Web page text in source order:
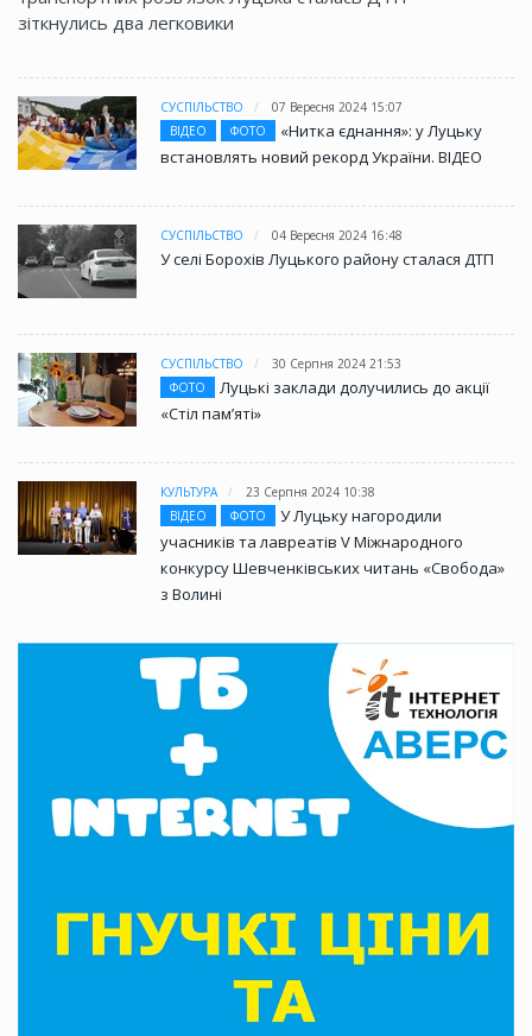
зіткнулись два легковики
СУСПІЛЬСТВО
07 Вересня 2024 15:07
ВІДЕО
ФОТО
«Нитка єднання»: у Луцьку
встановлять новий рекорд України. ВІДЕО
СУСПІЛЬСТВО 04 Вересня 2024 16:48
У селі Борохів Луцького району сталася ДТП
СУСПІЛЬСТВО
30 Серпня 2024 21:53
ФОТО
Луцькі заклади долучились до акції
«Стіл памʼяті»
КУЛЬТУРА
23 Серпня 2024 10:38
ВІДЕО
ФОТО
У Луцьку нагородили
учасників та лавреатів V Міжнародного
конкурсу Шевченківських читань «Свобода»
з Волині